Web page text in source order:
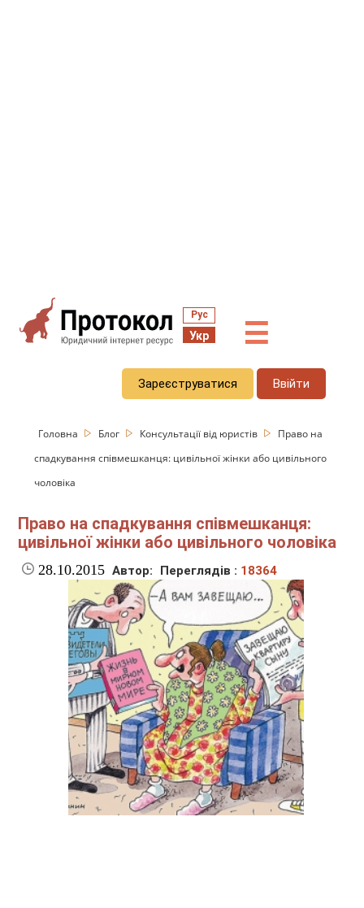
Рус
Укр ☰
Зареєструватися Ввійти
Головна Блог Консультації від юристів
Право на
спадкування співмешканця: цивільної жінки або цивільного
чоловіка
Право на спадкування співмешканця:
цивільної жінки або цивільного чоловіка
28.10.2015 Автор: Переглядів : 18364